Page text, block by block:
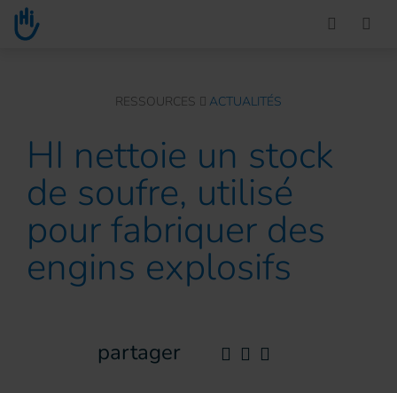
Go to main content
You are here :RESSOURCES ACTUALITÉS
HI nettoie un stock
de soufre, utilisé
pour fabriquer des
engins explosifs
partager